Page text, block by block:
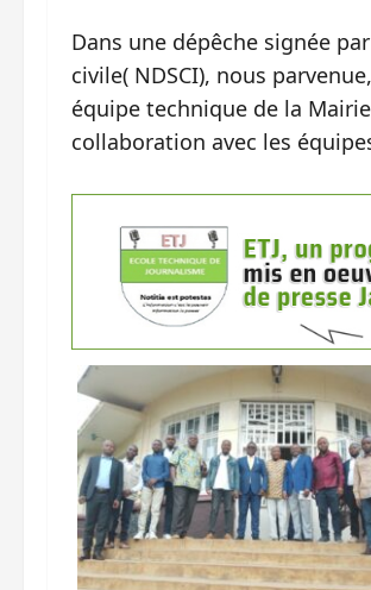
Dans une dépêche signée
civile( NDSCI), nous
équipe technique de la
collaboration avec les